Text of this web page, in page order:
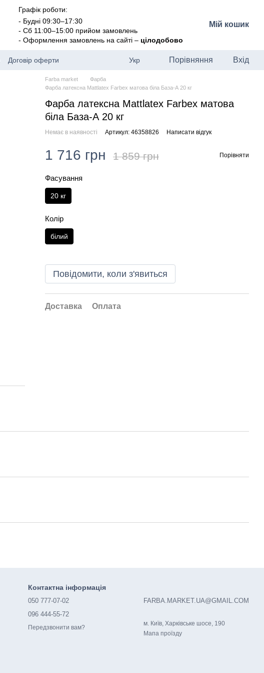
Графік роботи:
- Будні 09:30–17:30
- Сб 11:00–15:00 прийом замовлень
- Оформлення замовлень на сайті – цілодобово
Мій кошик
Договір оферти Укр Порівняння Вхід
Farba market
Фарба
Фарба латексна Mattlatex Farbex матова біла База-А 20 кг
Фарба латексна Mattlatex Farbex матова
біла База-А 20 кг
Немає в наявності Артикул: 46358826 Написати відгук
1 716 грн 1 859 грн Порівняти
Фасування
20 кг
Колір
білий
Повідомити, коли з'явиться
Доставка Оплата
Контактна інформація
050 777-07-02
096 444-55-72
Передзвонити вам?
FARBA.MARKET.UA@GMAIL.COM
м. Київ, Харківське шосе, 190
Мапа проїзду